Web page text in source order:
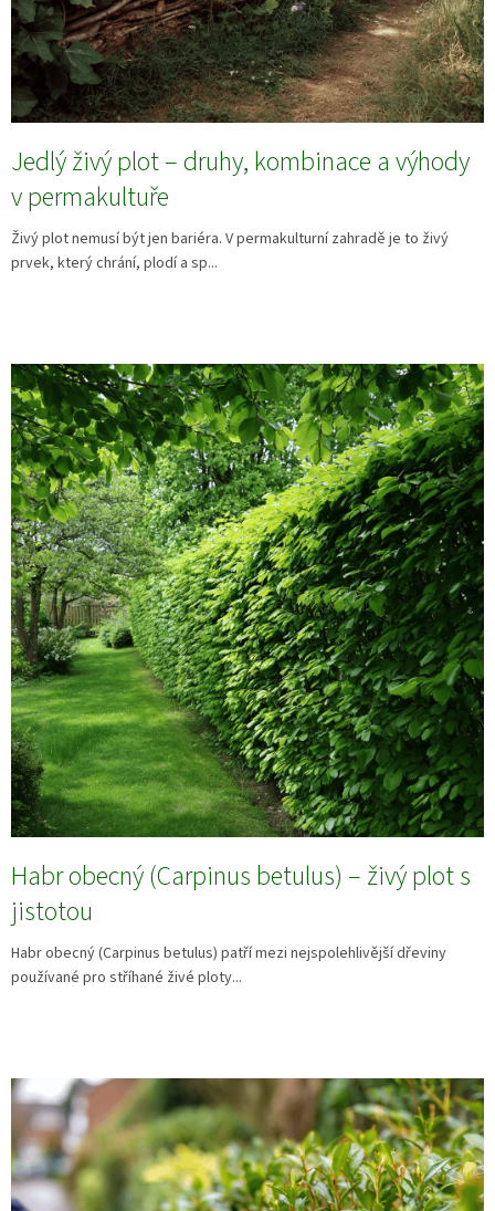
Jedlý živý plot – druhy, kombinace a výhody
v permakultuře
Živý plot nemusí být jen bariéra. V permakulturní zahradě je to živý
prvek, který chrání, plodí a sp...
Habr obecný (Carpinus betulus) – živý plot s
jistotou
Habr obecný (Carpinus betulus) patří mezi nejspolehlivější dřeviny
používané pro stříhané živé ploty...